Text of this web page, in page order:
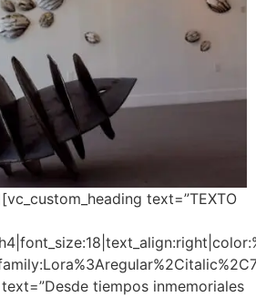
text=”TEXTO
tiempos inmemoriales